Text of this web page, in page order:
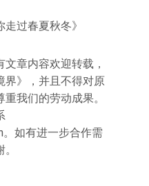
过春夏秋冬》
文章内容欢迎转载，
界》，并且不得对原
我们的劳动成果。
。如有进一步合作需